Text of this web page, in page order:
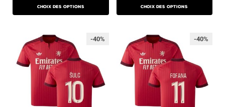
Choix des options Choix des options
-40% -40%